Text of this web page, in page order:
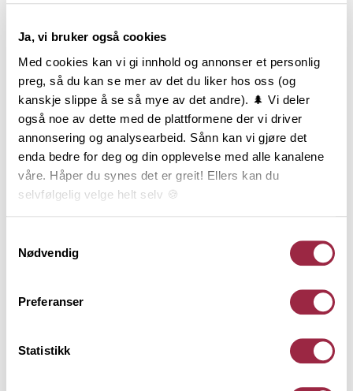
Ja, vi bruker også cookies
Med cookies kan vi gi innhold og annonser et personlig
preg, så du kan se mer av det du liker hos oss (og
kanskje slippe å se så mye av det andre). 🌲 Vi deler
også noe av dette med de plattformene der vi driver
annonsering og analysearbeid. Sånn kan vi gjøre det
enda bedre for deg og din opplevelse med alle kanalene
våre. Håper du synes det er greit! Ellers kan du
selvfølgelig velge helt selv 🍪
Nødvendig
Preferanser
Statistikk
56241462
Produktinformasjon
Dobbelfals Gammel, ofte også kalt Dobbelfals 28
grader, har sitt utspring fra Vestlandet, men
benyttes i dag over hele landet. Dobbelfals Gammel
er en stilfull og teknisk god profil som passer til
mange typer hus, og den er en av de mest solgte
monteres både stående og liggende, men er mest
brukt liggende. Finnes i 123 mm, 148 mm og 173 mm